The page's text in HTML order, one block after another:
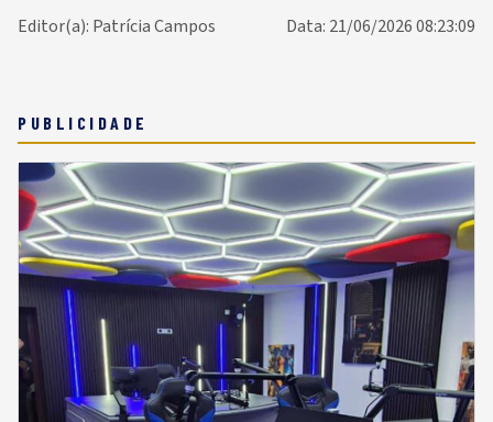
Data: 21/06/2026 08:23:09
Editor(a): Patrícia Campos
PUBLICIDADE